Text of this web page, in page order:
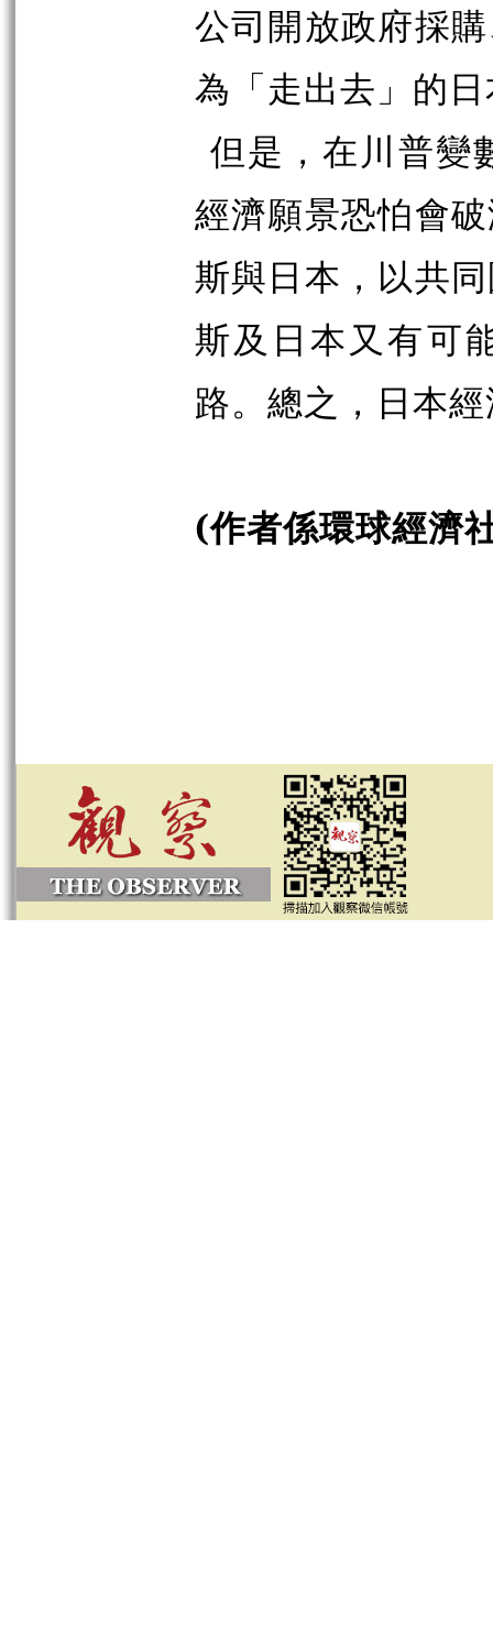
公司開放政府採
為「走出去」的
但是，在川普變
經濟願景恐怕會
斯與日本，以共
斯及日本又有可
路。總之，日本
(作者係環球經濟